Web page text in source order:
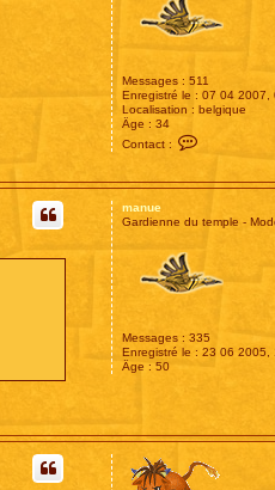
Messages : 511
Enregistré le : 07 04 2007,
Localisation : belgique
Âge : 34
Contact :
t
t
r
é
r
y
manue
Gardienne du temple -
Messages : 335
Enregistré le : 23 06 2005,
Âge : 50